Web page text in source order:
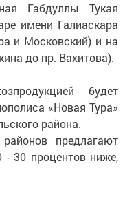
Габдуллы Тукая
имени Галиаскара
и Московский) и на
до пр. Вахитова).
будет
«Новая Тура»
района.
предлагают
30 процентов ниже,